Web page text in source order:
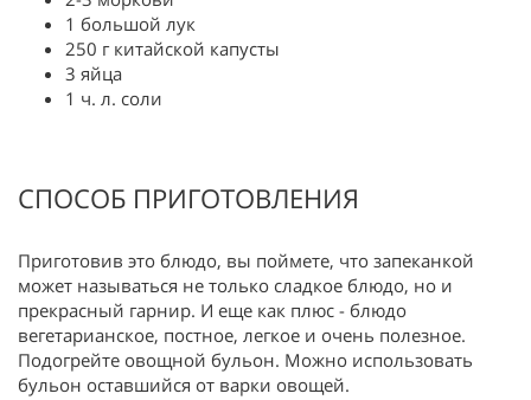
1 большой лук
250 г китайской капусты
3 яйца
1 ч. л. соли
СПОСОБ ПРИГОТОВЛЕНИЯ
Приготовив это блюдо, вы поймете, что запеканкой
может называться не только сладкое блюдо, но и
прекрасный гарнир. И еще как плюс - блюдо
вегетарианское, постное, легкое и очень полезное.
Подогрейте овощной бульон. Можно использовать
бульон оставшийся от варки овощей.